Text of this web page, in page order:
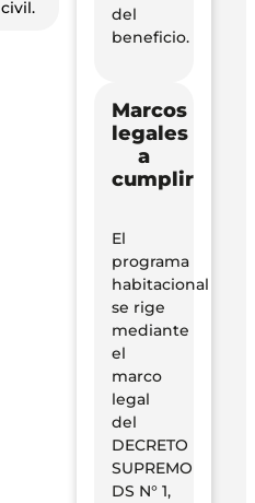
civil.
del
beneficio.
Marcos
legales
a
cumplir
El
programa
habitacional
se rige
mediante
el
marco
legal
del
DECRETO
SUPREMO
DS N° 1,